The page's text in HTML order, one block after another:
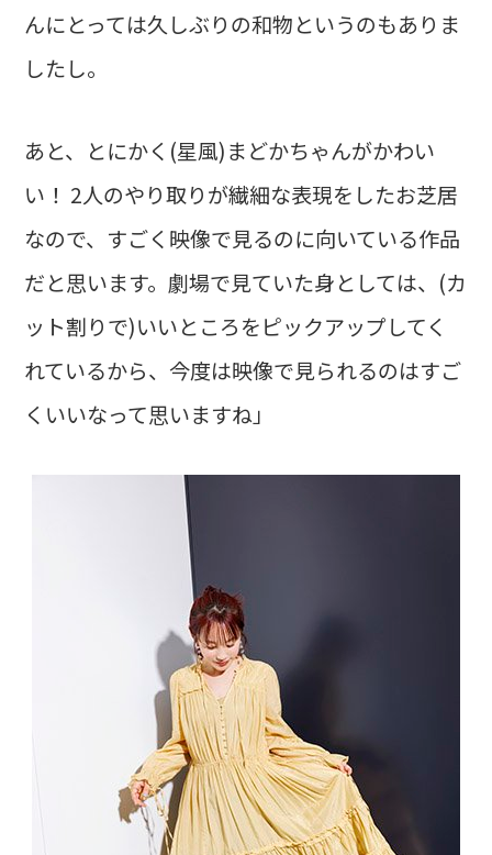
んにとっては久しぶりの和物というのもありま
したし。
あと、とにかく(星風)まどかちゃんがかわい
い！ 2人のやり取りが繊細な表現をしたお芝居
なので、すごく映像で見るのに向いている作品
だと思います。劇場で見ていた身としては、(カ
ット割りで)いいところをピックアップしてく
れているから、今度は映像で見られるのはすご
くいいなって思いますね」